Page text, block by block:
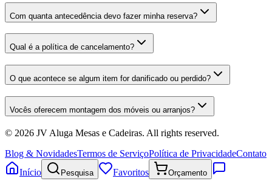
Com quanta antecedência devo fazer minha reserva?
Qual é a política de cancelamento?
O que acontece se algum item for danificado ou perdido?
Vocês oferecem montagem dos móveis ou arranjos?
© 2026 JV Aluga Mesas e Cadeiras. All rights reserved.
Blog & NovidadesTermos de ServiçoPolítica de PrivacidadeContato
Início
Pesquisa Favoritos Orçamento